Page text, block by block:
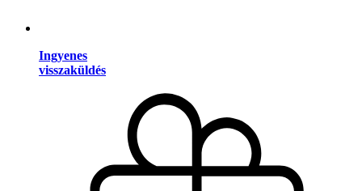
Ingyenes
visszaküldés